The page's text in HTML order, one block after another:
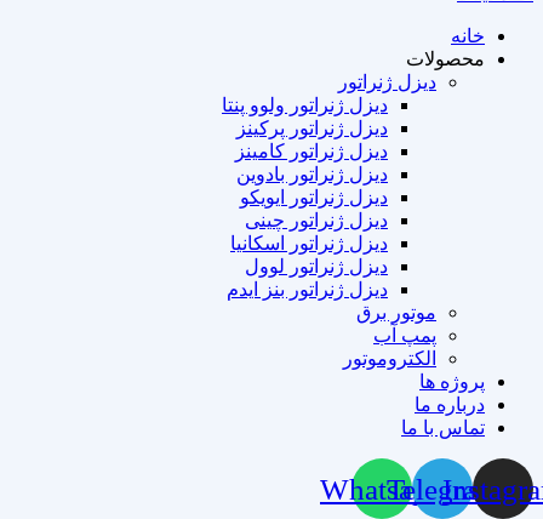
خانه
محصولات
دیزل ژنراتور
دیزل ژنراتور ولوو پنتا
دیزل ژنراتور پرکینز
دیزل ژنراتور کامینز
دیزل ژنراتور بادوین
دیزل ژنراتور ایویکو
دیزل ژنراتور چینی
دیزل ژنراتور اسکانیا
دیزل ژنراتور لوول
دیزل ژنراتور بنز ایدم
موتور برق
پمپ آب
الکتروموتور
پروژه ها
درباره ما
تماس با ما
Telegram
Whatsapp